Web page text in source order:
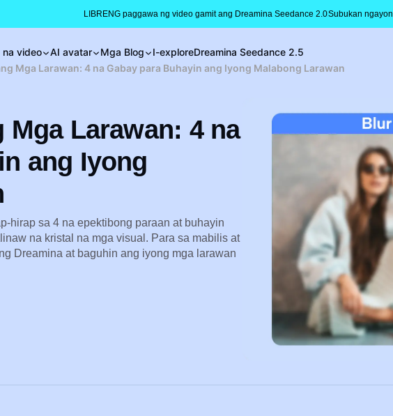
LIBRENG paggawa ng video gamit ang Dreamina Seedance 2.0Subukan ngayon
na video AI avatar Mga Blog I-exploreDreamina Seedance 2.5
Mga Larawan: 4 na Gabay para Buhayin ang Iyong Malabong Larawan
Larawan: 4 na
ang Iyong
hirap sa 4 na epektibong paraan at buhayin
na kristal na mga visual. Para sa mabilis at
Dreamina at baguhin ang iyong mga larawan